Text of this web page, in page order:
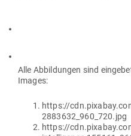
Alle Abbil­dungen sind
Images:
https://
2883632_960_720.jpg
https://